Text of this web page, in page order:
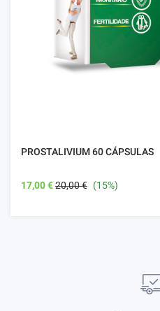
PROSTALIVIUM 60 CÁPSULAS
17,00 €20,00 € (15%)